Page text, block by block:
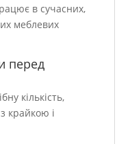
в сучасних,
меблевих
перед
кількість,
крайкою і